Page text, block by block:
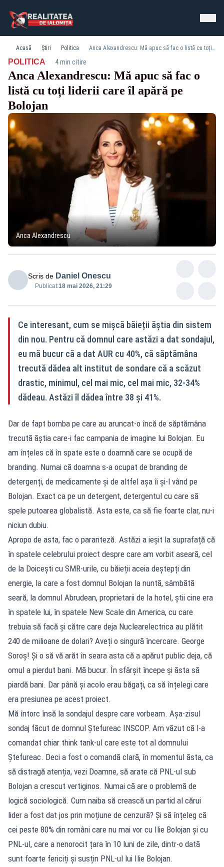
Acasă Știri Politica Anca Alexandrescu: Mă apuc să fac o listă cu toți liderii care îl apără pe Bolojan
POLITICA· 4 min citire
Anca Alexandrescu: Mă apuc să fac o
listă cu toți liderii care îl apără pe
Bolojan
Anca Alexandrescu
Scris de Daniel Onescu
Publicat:18 mai 2026, 21:29
Ce interesant, cum se mișcă băieții ăștia din sistem
din nou. Pentru că domnul care astăzi a dat sondajul,
eu mă bucur că a dat AUR cu 40%, că săptămâna
trecută dădea alt institut de sondare că a scăzut
drastic, minimul, cel mai mic, cel mai mic, 32-34%
dădeau. Astăzi îl dădea între 38 și 41%.
Dar de fapt bomba pe care au aruncat-o încă de săptămâna
trecută ăștia care-i fac campania de imagine lui Bolojan. Eu
am înțeles că în spate este o doamnă care se ocupă de
branding. Numai că doamna s-a ocupat de branding de
detergenți, de medicamente și de altfel așa îi și-l vând pe
Bolojan. Exact ca pe un detergent, detergentul cu care să
spele putoarea globalistă. Asta este, ca să fie foarte clar, nu-i
niciun dubiu.
Apropo de asta, fac o paranteză. Astăzi a ieșit la suprafață că
în spatele celebrului proiect despre care am vorbit aseară, cel
de la Doicești cu SMR-urile, cu băieții aceia deștepți din
energie, la care a fost domnul Bolojan la nuntă, sâmbătă
seară, la domnul Abrudean, proprietarii de la hotel, știi cine era
în spatele lui, în spatele New Scale din America, cu care
trebuia să facă și către care deja Nuclearelectrica au plătit
240 de milioane de dolari? Aveți o singură încercare. George
Soroș! Și o să vă arăt în seara asta că a apărut public deja, că
omul a pierdut bani. Mă bucur. În sfârșit începe și ăsta să
piardă bani. Dar până și acolo erau băgați, ca să înțelegi care
era presiunea pe acest proiect.
Mă întorc însă la sondajul despre care vorbeam. Așa-zisul
sondaj făcut de domnul Ștefureac INSCOP. Am văzut că l-a
comandat chiar think tank-ul care este tot al domnului
Ștefureac. Deci a fost o comandă clară, în momentul ăsta, ca
să distragă atenția, vezi Doamne, să arate că PNL-ul sub
Bolojan a crescut vertiginos. Numai că are o problemă de
logică sociologică. Cum naiba să crească un partid al cărui
lider a fost dat jos prin moțiune de cenzură? Și să înțeleg că
cei peste 80% din români care nu mai vor cu Ilie Bolojan și cu
PNL-ul, care a nenorocit țara în 10 luni de zile, dintr-o dată
sunt foarte fericiți și susțin PNL-ul lui Ilie Bolojan.